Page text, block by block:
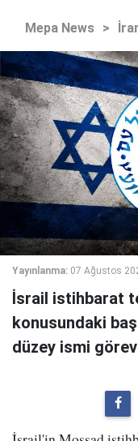
Mepa News >
Yayınlanma: 07 Ağustos
İsrail istihbarat
konusundaki
düzey ismi